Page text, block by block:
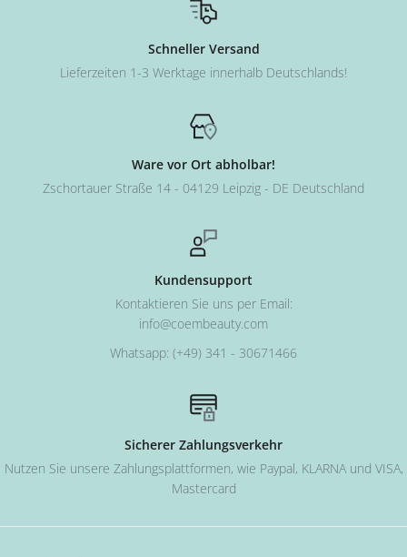
Schneller Versand
Lieferzeiten 1-3 Werktage innerhalb Deutschlands!
Ware vor Ort abholbar!
Zschortauer Straße 14 - 04129 Leipzig - DE Deutschland
Kundensupport
Kontaktieren Sie uns per Email:
info@coembeauty.com
Whatsapp: (+49) 341 - 30671466
Sicherer Zahlungsverkehr
Nutzen Sie unsere Zahlungsplattformen, wie Paypal, KLARNA und VISA,
Mastercard